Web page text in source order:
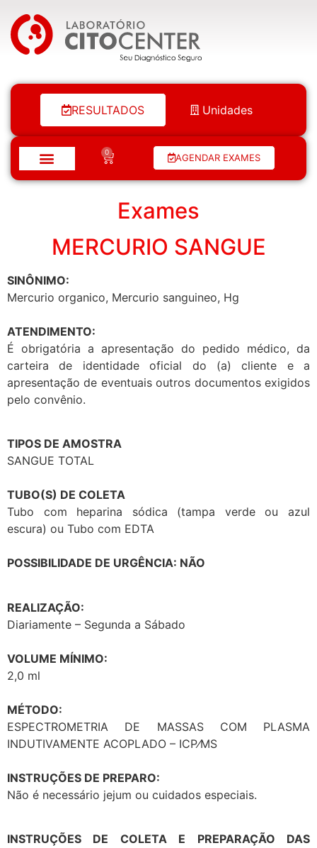
Laboratório Citocenter
RESULTADOS Unidades
0 AGENDAR EXAMES
Exames
MERCURIO SANGUE
SINÔNIMO:
Mercurio organico, Mercurio sanguineo, Hg
ATENDIMENTO:
É obrigatória a apresentação do pedido médico, da
carteira de identidade oficial do (a) cliente e a
apresentação de eventuais outros documentos exigidos
pelo convênio.
TIPOS DE AMOSTRA
SANGUE TOTAL
TUBO(S) DE COLETA
Tubo com heparina sódica (tampa verde ou azul
escura) ou Tubo com EDTA
POSSIBILIDADE DE URGÊNCIA: NÃO
REALIZAÇÃO:
Diariamente – Segunda a Sábado
VOLUME MÍNIMO:
2,0 ml
MÉTODO:
ESPECTROMETRIA DE MASSAS COM PLASMA
INDUTIVAMENTE ACOPLADO – ICP⁄MS
INSTRUÇÕES DE PREPARO:
Não é necessário jejum ou cuidados especiais.
INSTRUÇÕES DE COLETA E PREPARAÇÃO DAS